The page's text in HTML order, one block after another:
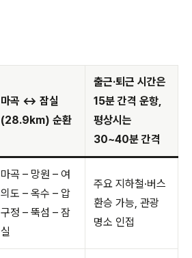
마곡 ↔ 잠실
(28.9km) 순환
출근·퇴근 시간은
15분 간격 운항,
평상시는
30~40분 간격
마곡 – 망원 – 여
의도 – 옥수 – 압
구정 – 뚝섬 – 잠
실
주요 지하철·버스
환승 가능, 관광
명소 인접